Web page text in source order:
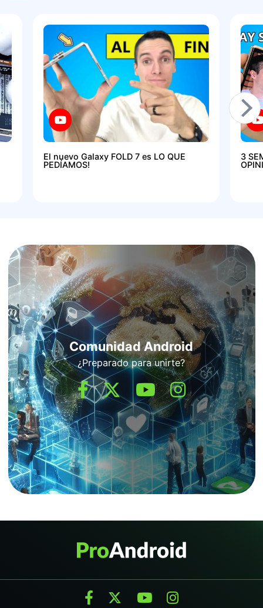
El nuevo Galaxy FOLD 7 es LO QUE
PEDÍAMOS!
3
Comunidad Android
¿Preparado para unirte?